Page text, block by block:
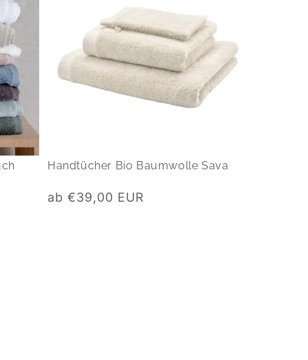
Handtücher Bio Baumwolle Sava
Normaler
ab €39,00 EUR